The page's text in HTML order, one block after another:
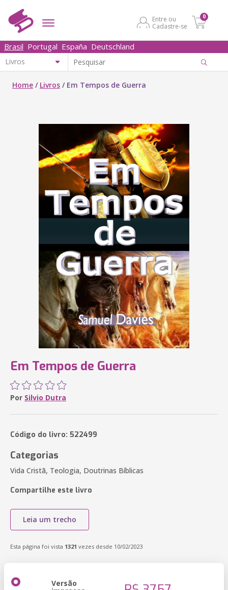
Entre ou
Cadastre-se
0
Brasil Portugal España Deutschland
Home / Livros / Em Tempos de Guerra
Em Tempos de Guerra
Por Silvio Dutra
Código do livro: 522499
Categorias
Vida Cristã, Teologia, Doutrinas Bíblicas
Compartilhe este livro
Leia um trecho
Esta página foi vista 1321 vezes desde 10/02/2023
Versão